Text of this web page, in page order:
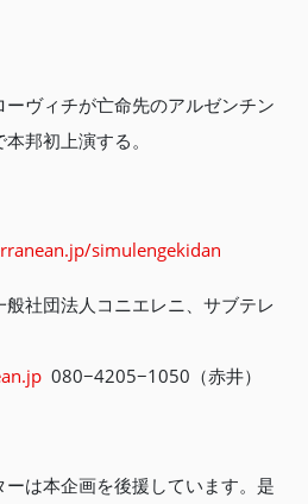
ヴィチが亡命先のアルゼンチン
邦初上演する。
simulengekidan
社団法人コニエレニ、サブテレ
080−4205−1050（赤井）
は本企画を後援しています。是